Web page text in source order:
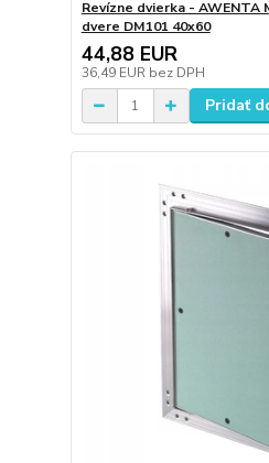
Revízne dvierka - AWENTA
dvere DM101 40x60
44,88 EUR
36,49 EUR bez DPH
Pridať